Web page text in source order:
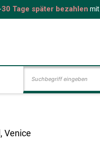
30 Tage später bezahlen mit
Venice